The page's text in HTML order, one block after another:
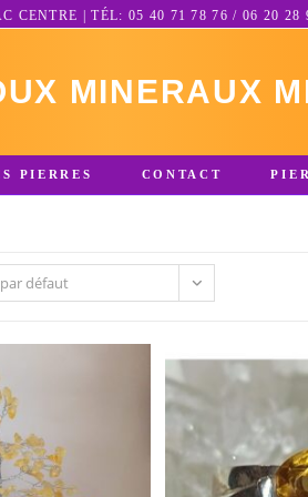
CENTRE | TÉL: 05 40 71 78 76 / 06 20 28
MINERAUX
PIERRES CONTACT
défaut